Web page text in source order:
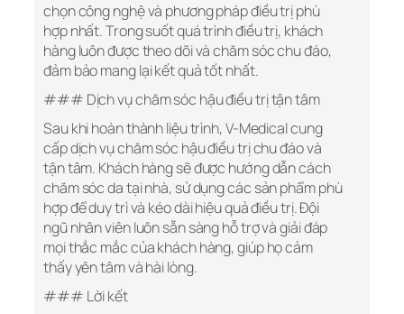
chọn công nghệ và phương pháp điều trị phù
hợp nhất. Trong suốt quá trình điều trị, khách
hàng luôn được theo dõi và chăm sóc chu đáo,
đảm bảo mang lại kết quả tốt nhất.
### Dịch vụ chăm sóc hậu điều trị tận tâm
Sau khi hoàn thành liệu trình, V-Medical cung
cấp dịch vụ chăm sóc hậu điều trị chu đáo và
tận tâm. Khách hàng sẽ được hướng dẫn cách
chăm sóc da tại nhà, sử dụng các sản phẩm phù
hợp để duy trì và kéo dài hiệu quả điều trị. Đội
ngũ nhân viên luôn sẵn sàng hỗ trợ và giải đáp
mọi thắc mắc của khách hàng, giúp họ cảm
thấy yên tâm và hài lòng.
### Lời kết